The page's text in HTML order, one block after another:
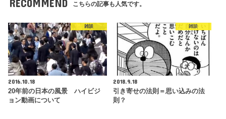
RECOMMEND こちらの記事も人気です。
雑談
2016.10.18
20年前の日本の風景 ハイビジ
ョン動画について
雑談
2018.9.18
引き寄せの法則＝思い込みの法
則？